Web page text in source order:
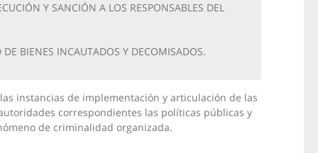
Y SANCIÓN A LOS RESPONSABLES DEL
BIENES INCAUTADOS Y DECOMISADOS.
instancias de implementación y articulación de las
correspondientes las políticas públicas y
de criminalidad organizada.